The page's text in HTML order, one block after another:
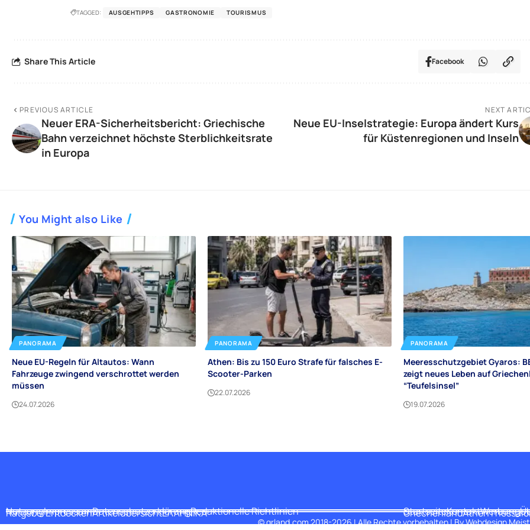
TAGGED: AUSGEHTIPPS GASTRONOMIE TOURISMUS
Share This Article Facebook
PREVIOUS ARTICLE
Neuer ERA-Sicherheitsbericht: Griechische
Bahn verzeichnet höchste Sterblichkeitsrate
in Europa
NEXT
Neue EU-Inselstrategie: Europa ändert Kurs
für Küstenregionen und Inseln
You Might also Like
PANORAMA
Neue EU-Regeln für Altautos: Wann
Fahrzeuge zwingend verschrottet werden
müssen
24.07.2026
PANORAMA
Athen: Bis zu 150 Euro Strafe für falsches E-
Scooter-Parken
22.07.2026
PANORAMA
Meeresschutzgebiet Gyaros:
zeigt neues Leben auf
“Teufelsinsel”
19.07.2026
RatgeberEntdeckenArtikelübersichtΕΛΛΗΝΙΚΑ GriechenlandAthen
NutzungImpressumDatenschutzerklärungRedaktionelle Richtlinien StartseiteKontaktWerbung
© grland.com 2018-2026 | Alle Rechte vorbehalten | ByWebdesign